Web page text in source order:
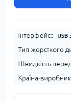
Інтерфейс:: USB
Тип жорсткого
Швидкість
Країна-